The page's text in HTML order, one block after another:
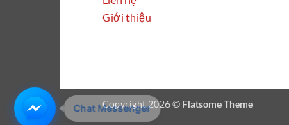
Giới thiệu
Copyright 2026 © Flatsome Theme